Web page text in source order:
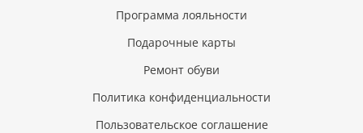
Программа лояльности
Подарочные карты
Ремонт обуви
Политика конфиденциальности
Пользовательское соглашение